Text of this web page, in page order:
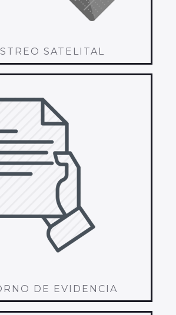
SATELITAL
DE EVIDENCIA